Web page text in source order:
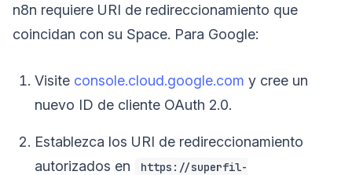
n8n requiere URI de redireccionamiento que
coincidan con su Space. Para Google:
Visite console.cloud.google.com y cree un
nuevo ID de cliente OAuth 2.0.
Establezca los URI de redireccionamiento
autorizados en
https://superfil-